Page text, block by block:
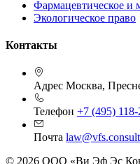
Фармацевтическое и
Экологическое право
Контакты
Адрес Москва,
Телефон +7 (495)
Почта
© 2026 ООО «Ви Эф Эс